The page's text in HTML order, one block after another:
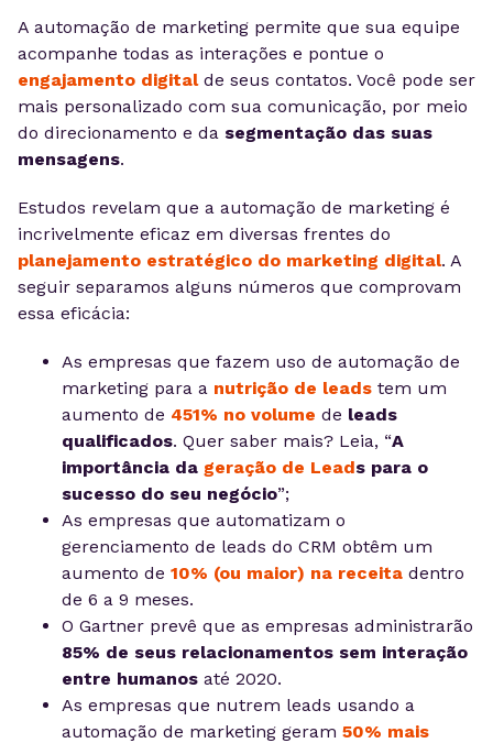
A automação de marketing permite que sua equipe
acompanhe todas as interações e pontue o
engajamento digitalde seus contatos. Você pode ser
mais personalizado com sua comunicação, por meio
do direcionamento e da segmentação das suas
mensagens.
Estudos revelam que a automação de marketing é
incrivelmente eficaz em diversas frentes do
planejamento estratégico do marketing digital. A
seguir separamos alguns números que comprovam
essa eficácia:
As empresas que fazem uso de automação de
marketing para a nutrição de leads tem um
aumento de 451% no volume de leads
qualificados. Quer saber mais? Leia, “A
importância da geração de Leads para o
sucesso do seu negócio”;
As empresas que automatizam o
gerenciamento de leads do CRM obtêm um
aumento de 10% (ou maior) na receita dentro
de 6 a 9 meses.
O Gartner prevê que as empresas administrarão
85% de seus relacionamentos sem interação
entre humanos até 2020.
As empresas que nutrem leads usando a
automação de marketing geram 50% mais